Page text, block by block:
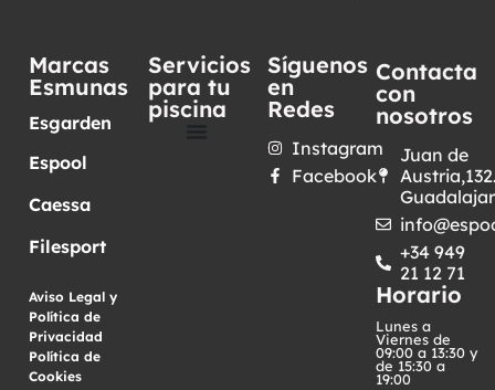
Marcas
Esmunas
Esgarden
Espool
Caessa
Filesport
Aviso Legal y
Política de
Privacidad
Política de
Cookies
Servicios
para tu
piscina
Síguenos
en
Redes
Instagram
Facebook
Contacta
con
nosotros
Juan de
+34 949
21 12 71
Horario
Lunes a
Viernes de
09:00 a 13:30 y
de 15:30 a
19:00